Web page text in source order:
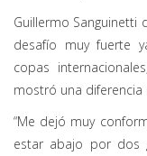
Guillermo Sanguinetti
desafío muy fuerte
copas
mostró una
“Me dejó muy
estar abajo por dos